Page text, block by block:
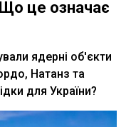
це означає
ядерні об'єкти
Натанз та
для України?